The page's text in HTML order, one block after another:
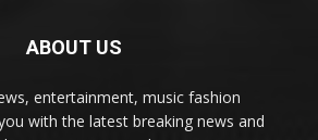
ABOUT US
entertainment, music fashion
with the latest breaking news and